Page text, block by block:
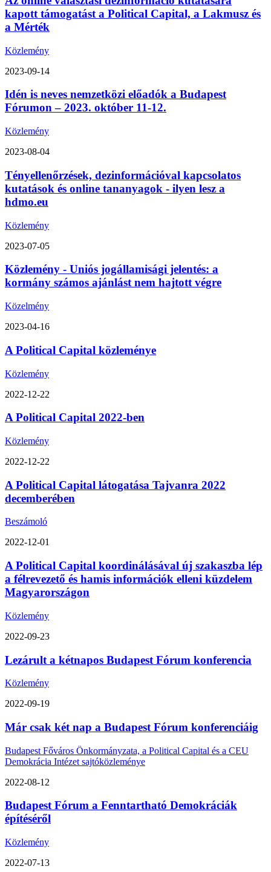
kapott támogatást a Political Capital, a Lakmusz és
a Mérték
Közlemény
2023-09-14
Idén is neves nemzetközi előadók a Budapest
Fórumon – 2023. október 11-12.
Közlemény
2023-08-04
Tényellenőrzések, dezinformációval kapcsolatos
kutatások és online tananyagok - ilyen lesz a
hdmo.eu
Közlemény
2023-07-05
Közlemény - Uniós jogállamisági jelentés: a
kormány számos ajánlást nem hajtott végre
Közelmény
2023-04-16
A Political Capital közleménye
Közlemény
2022-12-22
A Political Capital 2022-ben
Közlemény
2022-12-22
A Political Capital látogatása Tajvanra 2022
decemberében
Beszámoló
2022-12-01
A Political Capital koordinálásával új szakaszba lép
a félrevezető és hamis információk elleni küzdelem
Magyarországon
Közlemény
2022-09-23
Lezárult a kétnapos Budapest Fórum konferencia
Közlemény
2022-09-19
Már csak két nap a Budapest Fórum konferenciáig
Budapest Főváros Önkormányzata, a Political Capital és a CEU
Demokrácia Intézet sajtóközleménye
2022-08-12
Budapest Fórum a Fenntartható Demokráciák
építéséről
Közlemény
2022-07-13